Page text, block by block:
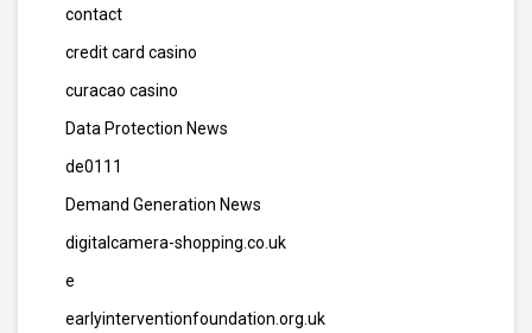
contact
credit card casino
curacao casino
Data Protection News
de0111
Demand Generation News
digitalcamera-shopping.co.uk
e
earlyinterventionfoundation.org.uk